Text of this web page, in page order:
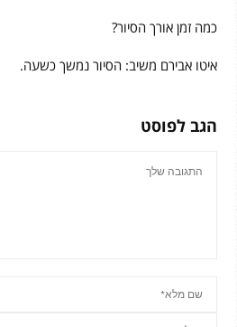
כמה זמן אורך הסיור?
איטו אבירם משיב: הסיור נמשך כשעה.
הגב לפוסט